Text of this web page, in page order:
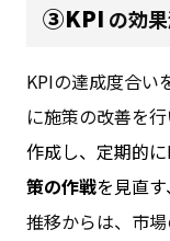
③KPI の効
KPIの達成度合い
に施策の改善を行
作成し、定期的
策の作戦を見直
推移からは、市